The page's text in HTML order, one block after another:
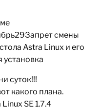
смены
Astra Linux и его
установка
суток!!!
какого плана.
SE 1.7.4